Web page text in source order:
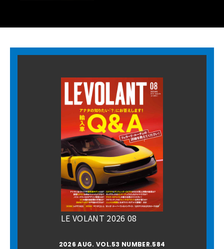
LE VOLANT 2026 08
2026 AUG. VOL.53 NUMBER.584